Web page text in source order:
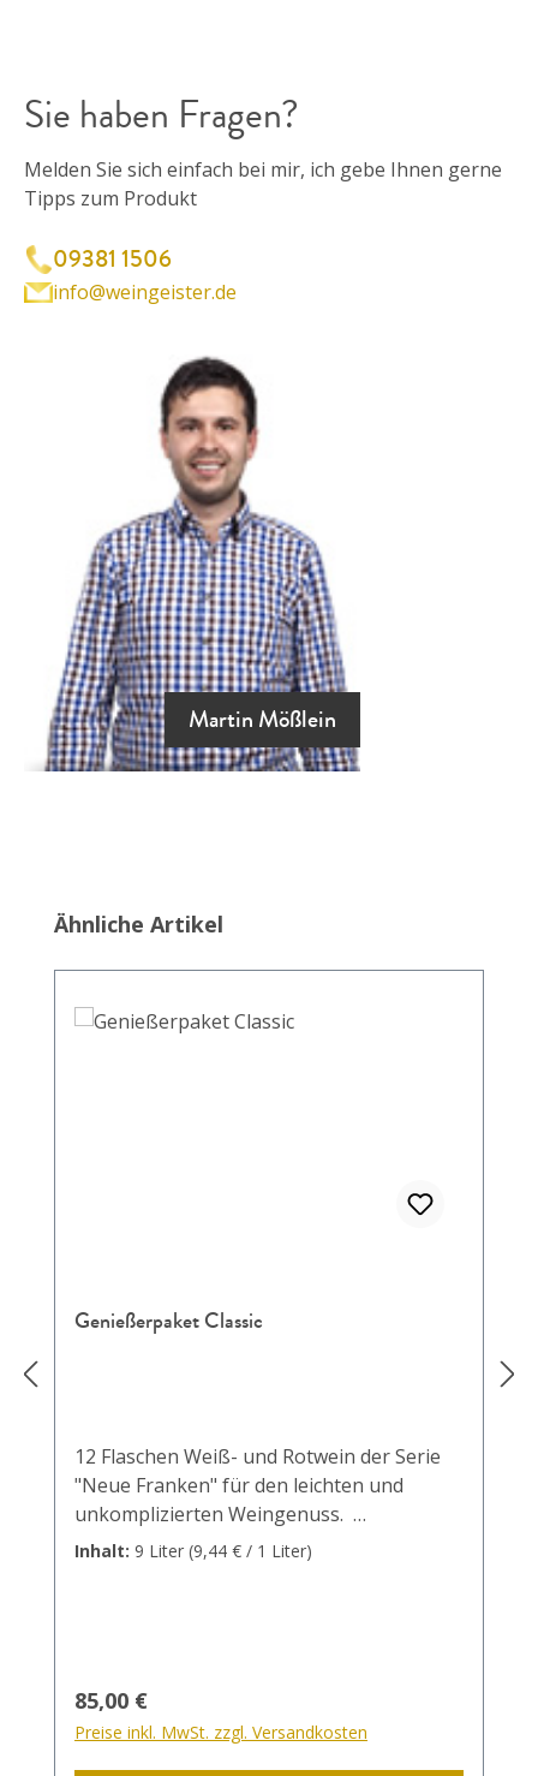
Sie haben Fragen?
Melden Sie sich einfach bei mir, ich gebe Ihnen gerne
Tipps zum Produkt
09381 1506
info@weingeister.de
Martin Mößlein
Produktgalerie überspringen
Ähnliche Artikel
Genießerpaket Classic
12 Flaschen Weiß- und Rotwein der Serie
"Neue Franken" für den leichten und
unkomplizierten Weingenuss.
Paketinhalt1 x Secco trocken / Deutscher
franke" Müller Thurgau Qualitätswein
trocken / Deutscher Qualitätswein b.A.
Franken / 0,75 L / 12%vol2 x "der franke"
Inhalt: 9 Liter (9,44 € / 1 Liter)
Regulärer Preis:
85,00 €
Preise inkl. MwSt. zzgl. Versandkosten